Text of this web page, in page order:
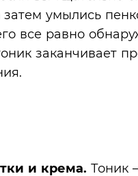
умылись
все равно
заканчивает
и крема. Тоник